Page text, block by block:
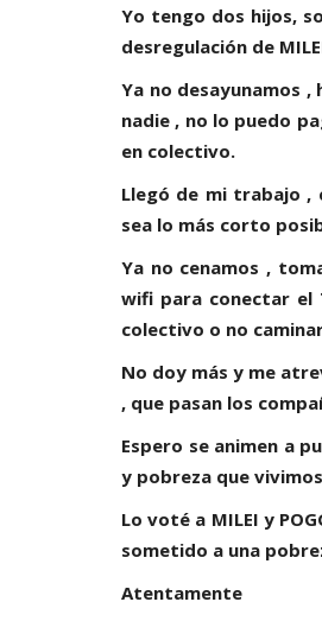
Yo tengo dos hijos,
desregulación de
Ya no desayunamos
nadie , no lo puedo
en colectivo.
Llegó de mi trabajo ,
sea lo más corto
Ya no cenamos ,
wifi para conectar el
colectivo o no
No doy más y me
, que pasan los
Espero se animen a
y pobreza que
Lo voté a MILEI y
sometido a una
Atentamente